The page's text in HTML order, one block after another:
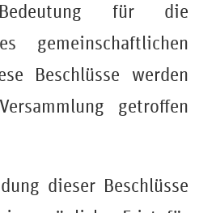
für die
gemeinschaftlichen
Beschlüsse werden
getroffen
dieser Beschlüsse